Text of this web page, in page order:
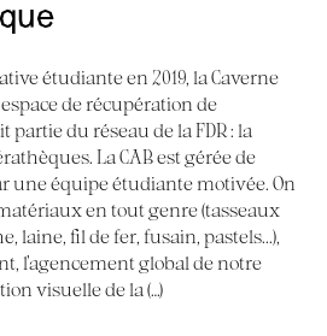
étudiante en 2019, la Caverne
espace de récupération de
partie du réseau de la FDR : la
La CAB est gérée de
une équipe étudiante motivée. On
en tout genre (tasseaux
laine, fil de fer, fusain, pastels...),
l’agencement global de notre
visuelle de la (…)